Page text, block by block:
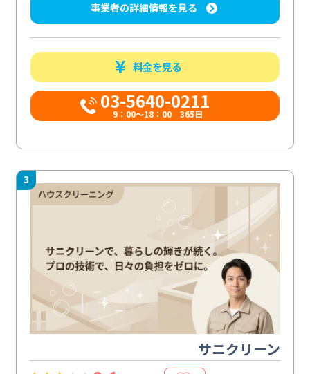
事業者の詳細情報を見る
料金を見る
03-5640-0211
9：00～18：00 365日
3
サニクリーン